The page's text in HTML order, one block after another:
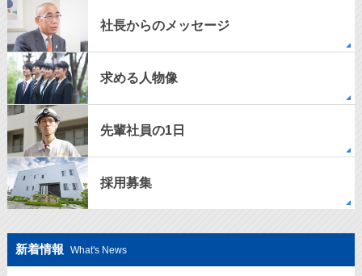
社長からのメッセージ
求める人物像
先輩社員の1日
採用募集
新着情報 What's News